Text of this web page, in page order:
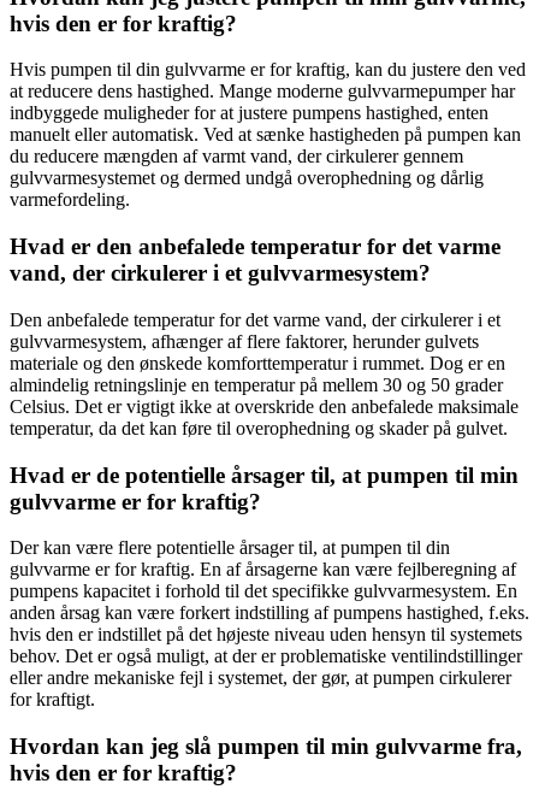
hvis den er for kraftig?
Hvis pumpen til din gulvvarme er for kraftig, kan du justere den ved
at reducere dens hastighed. Mange moderne gulvvarmepumper har
indbyggede muligheder for at justere pumpens hastighed, enten
manuelt eller automatisk. Ved at sænke hastigheden på pumpen kan
du reducere mængden af varmt vand, der cirkulerer gennem
gulvvarmesystemet og dermed undgå overophedning og dårlig
varmefordeling.
Hvad er den anbefalede temperatur for det varme
vand, der cirkulerer i et gulvvarmesystem?
Den anbefalede temperatur for det varme vand, der cirkulerer i et
gulvvarmesystem, afhænger af flere faktorer, herunder gulvets
materiale og den ønskede komforttemperatur i rummet. Dog er en
almindelig retningslinje en temperatur på mellem 30 og 50 grader
Celsius. Det er vigtigt ikke at overskride den anbefalede maksimale
temperatur, da det kan føre til overophedning og skader på gulvet.
Hvad er de potentielle årsager til, at pumpen til min
gulvvarme er for kraftig?
Der kan være flere potentielle årsager til, at pumpen til din
gulvvarme er for kraftig. En af årsagerne kan være fejlberegning af
pumpens kapacitet i forhold til det specifikke gulvvarmesystem. En
anden årsag kan være forkert indstilling af pumpens hastighed, f.eks.
hvis den er indstillet på det højeste niveau uden hensyn til systemets
behov. Det er også muligt, at der er problematiske ventilindstillinger
eller andre mekaniske fejl i systemet, der gør, at pumpen cirkulerer
for kraftigt.
Hvordan kan jeg slå pumpen til min gulvvarme fra,
hvis den er for kraftig?